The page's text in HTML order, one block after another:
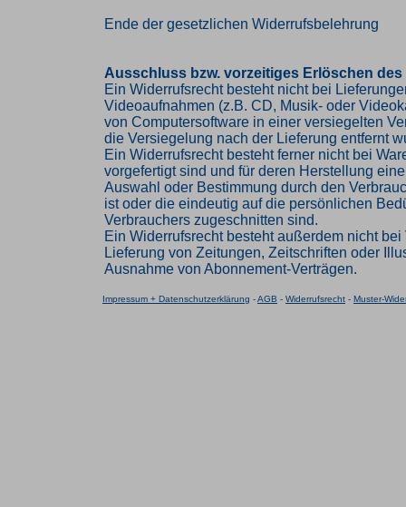
Ende der gesetzlichen Widerrufsbelehrung
Ausschluss bzw. vorzeitiges Erlöschen
Ein Widerrufsrecht besteht nicht bei
Videoaufnahmen (z.B. CD, Musik- oder
von Computersoftware in einer versiegelten
die Versiegelung nach der Lieferung entfernt
Ein Widerrufsrecht besteht ferner nicht bei
vorgefertigt sind und für deren Herstellung
Auswahl oder Bestimmung durch den
ist oder die eindeutig auf die persönlichen
Verbrauchers zugeschnitten sind.
Ein Widerrufsrecht besteht außerdem nicht bei
Lieferung von Zeitungen, Zeitschriften oder
Ausnahme von Abonnement-Verträgen.
Impressum + Datenschutzerklärung -AGB - Widerrufsrecht - Muster-